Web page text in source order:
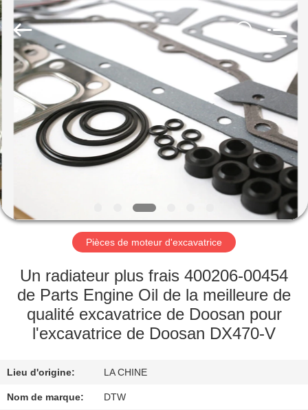
MAISON
PRODUITS
AU
DE
NOUS
VISITE
D'USINE
CONTRÔLE
QUALITÉ
moteur
Fournisseur.
Copyright
©
2016
2025
excavator-
hydraulicparts.com.
All
Rights
Reserved.
Developed
ECER
Pièces de moteur d'excavatrice
Un radiateur plus frais 400206-00454
de Parts Engine Oil de la meilleure de
qualité excavatrice de Doosan pour
l'excavatrice de Doosan DX470-V
Lieu d'origine: LA CHINE
Nom de marque: DTW